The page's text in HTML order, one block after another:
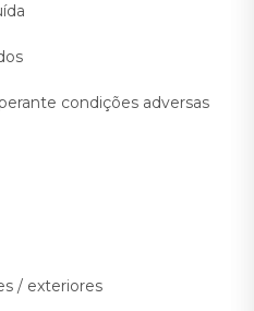
condições adversas
/ exteriores